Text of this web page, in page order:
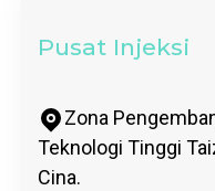
Pusat Injeksi
Zona
Teknologi Tinggi
Cina.